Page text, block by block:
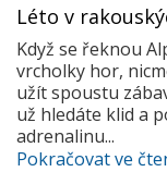
Léto v
Když se řeknou
vrcholky hor,
užít spoustu
už hledáte klid a
adrenalinu...
Pokračovat ve